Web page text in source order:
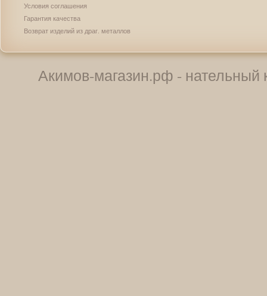
Условия соглашения
Гарантия качества
Возврат изделий из драг. металлов
Акимов-магазин.рф - нательный